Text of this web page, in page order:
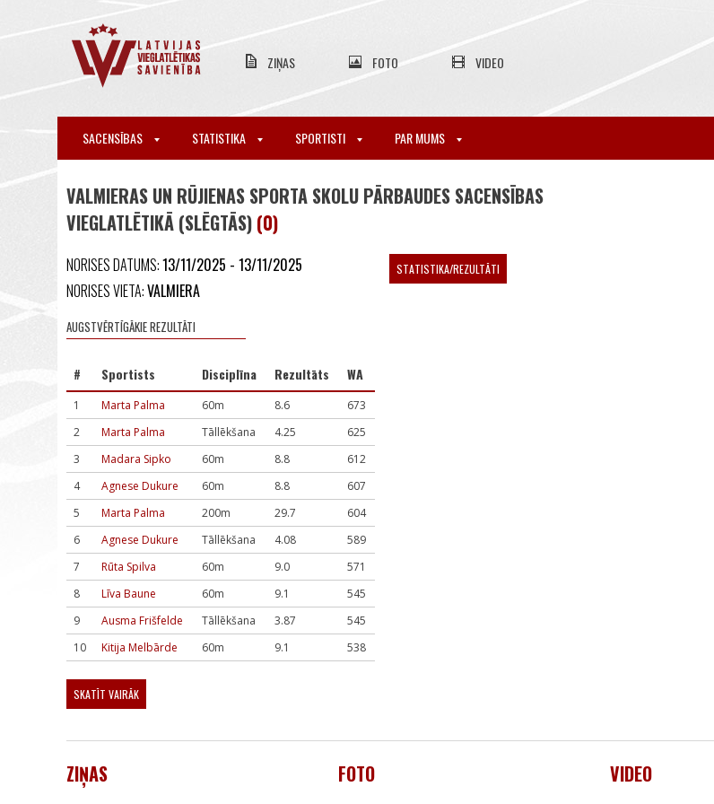
ZIŅAS FOTO VIDEO
SACENSĪBAS STATISTIKA SPORTISTI PAR MUMS
VALMIERAS UN RŪJIENAS SPORTA SKOLU PĀRBAUDES SACENSĪBAS
VIEGLATLĒTIKĀ (SLĒGTĀS) (0)
NORISES DATUMS:13/11/2025 - 13/11/2025
NORISES VIETA:VALMIERA
AUGSTVĒRTĪGĀKIE REZULTĀTI
# Sportists Disciplīna Rezultāts WA
1 Marta Palma 60m 8.6
673
2
Marta Palma Tāllēkšana 4.25
625
3
Madara Sipko 60m 8.8
612
4
Agnese Dukure 60m 8.8
607
5
Marta Palma 200m 29.7
604
6
Agnese Dukure Tāllēkšana 4.08
589
7
Rūta Spilva 60m 9.0
571
8
Līva Baune 60m 9.1
545
9
Ausma Frišfelde Tāllēkšana 3.87
545
10
Kitija Melbārde 60m 9.1 538
SKATĪT VAIRĀK
STATISTIKA/REZULTĀTI
ZIŅAS FOTO VIDEO